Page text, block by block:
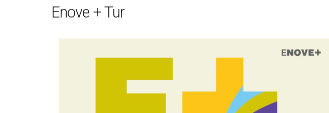
Enove + Tur